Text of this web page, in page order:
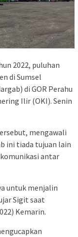
2022, puluhan
di Sumsel
di GOR Perahu
Ilir (OKI). Senin
mengawali
ini tiada tujuan lain
antar
untuk menjalin
Sigit saat
Kemarin.